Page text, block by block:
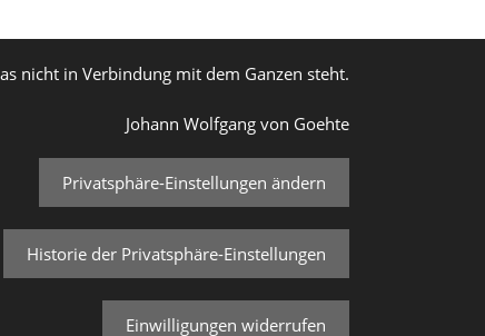
nicht in Verbindung mit dem Ganzen steht.
Johann Wolfgang von Goehte
Privatsphäre-Einstellungen ändern
Historie der Privatsphäre-Einstellungen
Einwilligungen widerrufen